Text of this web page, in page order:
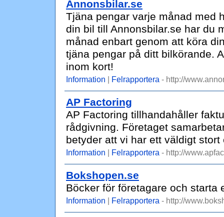
Annonsbilar.se
Tjäna pengar varje månad med
din bil till Annonsbilar.se har du
månad enbart genom att köra
tjäna pengar på ditt bilkörande.
inom kort!
Information | Felrapportera - http://
AP Factoring
AP Factoring tillhandahåller
rådgivning. Företaget
betyder att vi har ett väldigt
Information | Felrapportera - http://
Bokshopen.se
Böcker för företagare och starta
Information | Felrapportera - http://